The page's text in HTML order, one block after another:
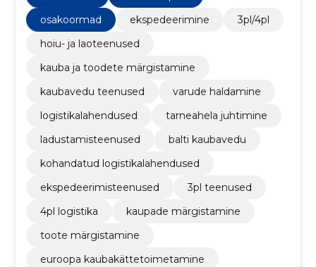
osakoormad
ekspedeerimine
3pl/4pl
hoiu- ja laoteenused
kauba ja toodete märgistamine
kaubavedu teenused
varude haldamine
logistikalahendused
tarneahela juhtimine
ladustamisteenused
balti kaubavedu
kohandatud logistikalahendused
ekspedeerimisteenused
3pl teenused
4pl logistika
kaupade märgistamine
toote märgistamine
euroopa kaubakättetoimetamine